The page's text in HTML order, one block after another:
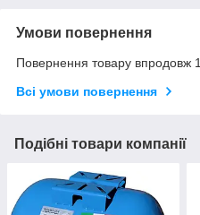
Умови повернення
Повернення товару впродовж
Всі умови повернення
Подібні товари компанії